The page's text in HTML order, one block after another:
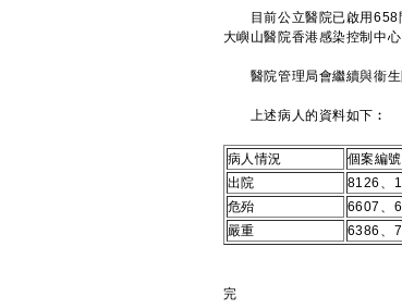
目前公立醫院已啟用658
大嶼山醫院香港感染控制中
醫院管理局會繼續與衞生
上述病人的資料如下︰
病人情況
個案編號
出院
8126、
危殆
6607、
嚴重
6386、
完